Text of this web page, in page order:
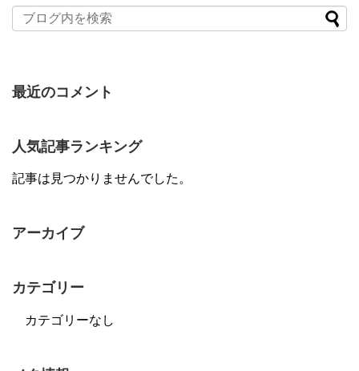
最近のコメント
人気記事ランキング
記事は見つかりませんでした。
アーカイブ
カテゴリー
カテゴリーなし